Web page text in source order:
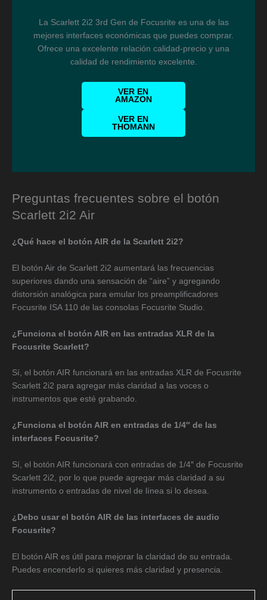
La Scarlett 2i2 3rd Gen de Focusrite es una de las
mejores interfaces económicas que puedes comprar.
Ofrece una excelente relación calidad-precio y una
calidad de rendimiento excelente.
VER EN
AMAZON
VER EN
THOMANN
Preguntas frecuentes sobre el botón
Scarlett 2i2 Air
¿Qué hace el botón AIR de la Scarlett 2i2?
El botón Air de Scarlett 2i2 aumentará las frecuencias
superiores dando una sensación de “aire” y agregando
distorsión analógica para emular los preamplificadores
Focusrite ISA 110 de las consolas Focusrite Studio.
¿Funciona el botón AIR en las entradas XLR de la
Focusrite Scarlett?
Sí, el botón AIR funcionará en las entradas XLR de Focusrite
Scarlett 2i2 para agregar más claridad a las voces o
instrumentos que esté grabando.
¿Funciona el botón AIR en entradas de 1/4″ de las
interfaces Focusrite?
Sí, el botón AIR funcionará con entradas de 1/4″ de Focusrite
Scarlett 2i2, por lo que puede agregar más claridad a su
instrumento o entradas de nivel de línea si lo desea.
¿Debo usar el botón AIR de las interfaces de audio
Focusrite?
El botón AIR es útil para mejorar la claridad de su entrada.
Puedes encenderlo si quieres más claridad y presencia.